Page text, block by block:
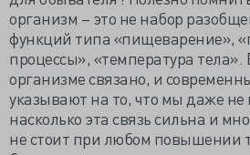
организм – это не набор
функций типа «пищеварение»,
процессы», «температура
организме связано, и
указывают на то, что мы даже не
насколько эта связь сильна и
не стоит при любом повышении